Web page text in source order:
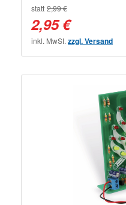
statt 2,99 €
2,95 €
inkl. MwSt. zzgl. Versand